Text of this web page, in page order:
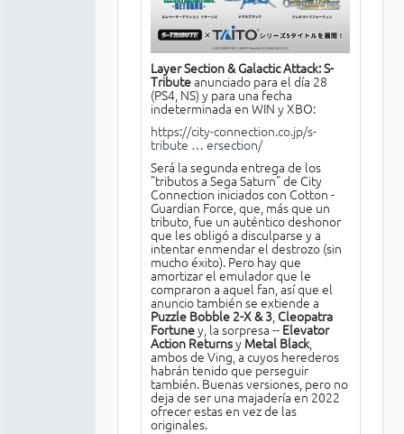
Layer Section & Galactic Attack: S-
Tributeanunciado para el día 28
(PS4, NS) y para una fecha
indeterminada en WIN y XBO:
https://city-connection.co.jp/s-
tribute … ersection/
Será la segunda entrega de los
"tributos a Sega Saturn" de City
Connection iniciados con Cotton -
Guardian Force, que, más que un
tributo, fue un auténtico deshonor
que les obligó a disculparse y a
intentar enmendar el destrozo (sin
mucho éxito). Pero hay que
amortizar el emulador que le
compraron a aquel fan, así que el
anuncio también se extiende a
Puzzle Bobble 2-X & 3, Cleopatra
Fortuney, la sorpresa -- Elevator
Action Returnsy Metal Black,
ambos de Ving, a cuyos herederos
habrán tenido que perseguir
también. Buenas versiones, pero no
deja de ser una majadería en 2022
ofrecer estas en vez de las
originales.